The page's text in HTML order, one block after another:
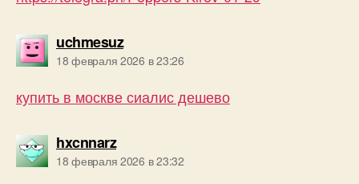
uchmesuzпишет:
18 февраля 2026 в 23:26
купить в москве сиалис дешево
hxcnnarzпишет:
18 февраля 2026 в 23:32